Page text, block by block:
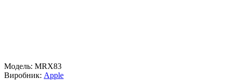
Модель: MRX83
Виробник: Apple